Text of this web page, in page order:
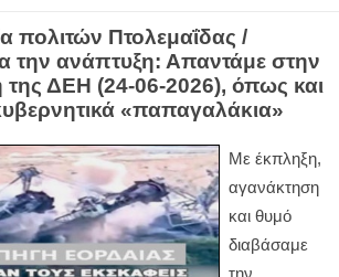
πολιτών Πτολεμαΐδας /
την ανάπτυξη: Απαντάμε στην
ΔΕΗ (24-06-2026), όπως και
«παπαγαλάκια»
Με έκπληξη,
αγανάκτηση
και θυμό
διαβάσαμε
την